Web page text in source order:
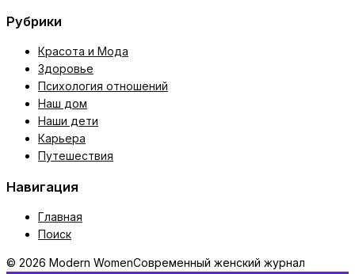
Рубрики
Красота и Мода
Здоровье
Психология отношений
Наш дом
Наши дети
Карьера
Путешествия
Навигация
Главная
Поиск
© 2026 Modern WomenСовременный женский журнал